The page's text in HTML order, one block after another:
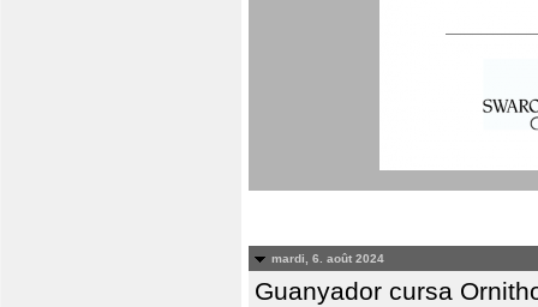
mardi, 6. août 2024
Guanyador cursa